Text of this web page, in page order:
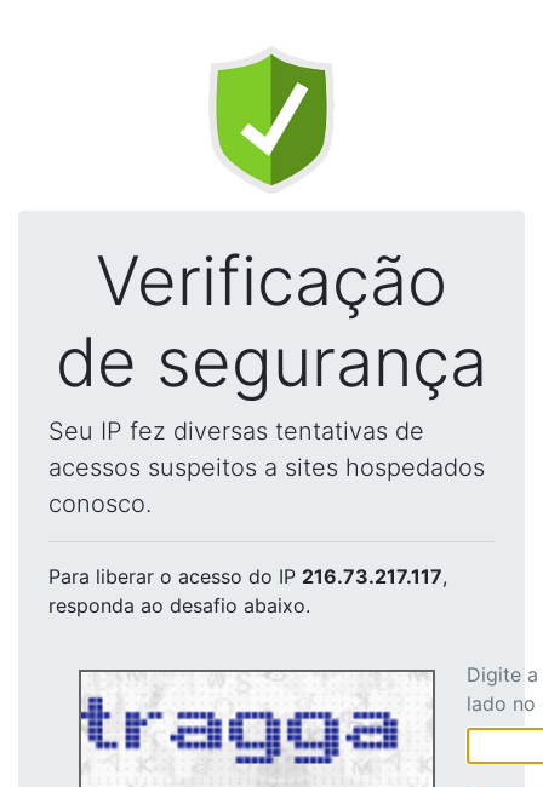
Verificação
de segurança
Seu IP fez diversas tentativas de
acessos suspeitos a sites hospedados
conosco.
Para liberar o acesso do IP 216.73.217.117,
responda ao desafio abaixo.
Digite
lado no